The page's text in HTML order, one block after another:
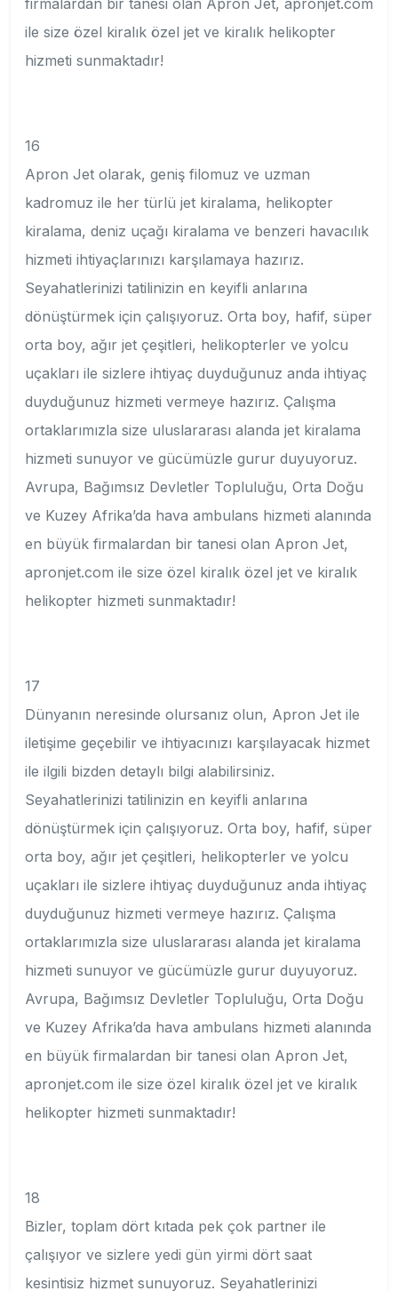
firmalardan bir tanesi olan Apron Jet, apronjet.com
ile size özel kiralık özel jet ve kiralık helikopter
hizmeti sunmaktadır!
16
Apron Jet olarak, geniş filomuz ve uzman
kadromuz ile her türlü jet kiralama, helikopter
kiralama, deniz uçağı kiralama ve benzeri havacılık
hizmeti ihtiyaçlarınızı karşılamaya hazırız.
Seyahatlerinizi tatilinizin en keyifli anlarına
dönüştürmek için çalışıyoruz. Orta boy, hafif, süper
orta boy, ağır jet çeşitleri, helikopterler ve yolcu
uçakları ile sizlere ihtiyaç duyduğunuz anda ihtiyaç
duyduğunuz hizmeti vermeye hazırız. Çalışma
ortaklarımızla size uluslararası alanda jet kiralama
hizmeti sunuyor ve gücümüzle gurur duyuyoruz.
Avrupa, Bağımsız Devletler Topluluğu, Orta Doğu
ve Kuzey Afrika’da hava ambulans hizmeti alanında
en büyük firmalardan bir tanesi olan Apron Jet,
apronjet.com ile size özel kiralık özel jet ve kiralık
helikopter hizmeti sunmaktadır!
17
Dünyanın neresinde olursanız olun, Apron Jet ile
iletişime geçebilir ve ihtiyacınızı karşılayacak hizmet
ile ilgili bizden detaylı bilgi alabilirsiniz.
Seyahatlerinizi tatilinizin en keyifli anlarına
dönüştürmek için çalışıyoruz. Orta boy, hafif, süper
orta boy, ağır jet çeşitleri, helikopterler ve yolcu
uçakları ile sizlere ihtiyaç duyduğunuz anda ihtiyaç
duyduğunuz hizmeti vermeye hazırız. Çalışma
ortaklarımızla size uluslararası alanda jet kiralama
hizmeti sunuyor ve gücümüzle gurur duyuyoruz.
Avrupa, Bağımsız Devletler Topluluğu, Orta Doğu
ve Kuzey Afrika’da hava ambulans hizmeti alanında
en büyük firmalardan bir tanesi olan Apron Jet,
apronjet.com ile size özel kiralık özel jet ve kiralık
helikopter hizmeti sunmaktadır!
18
Bizler, toplam dört kıtada pek çok partner ile
çalışıyor ve sizlere yedi gün yirmi dört saat
kesintisiz hizmet sunuyoruz. Seyahatlerinizi